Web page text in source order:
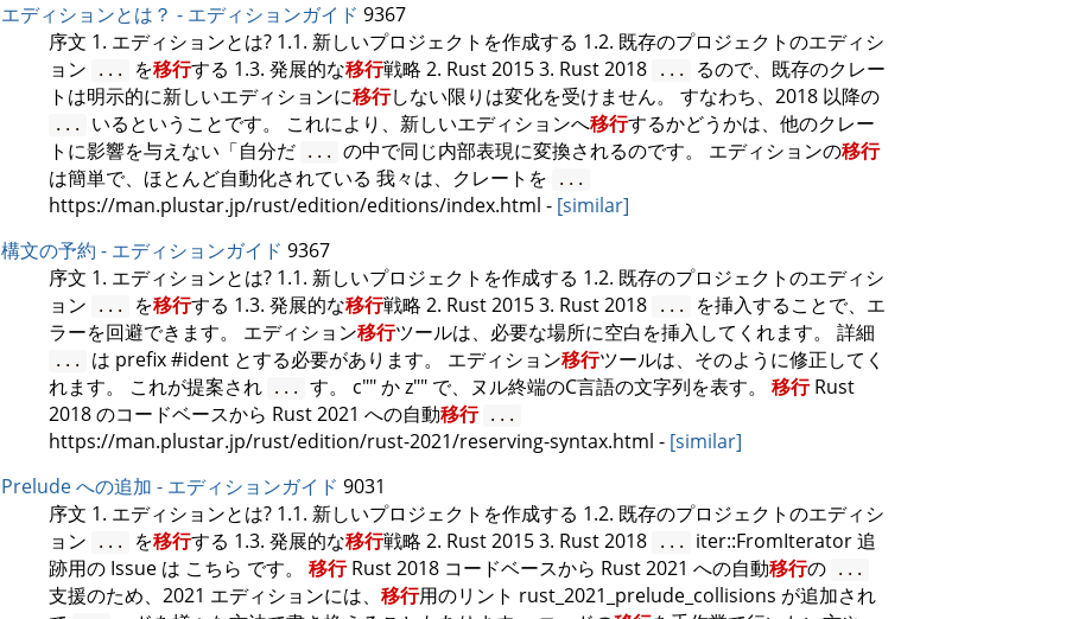
エディションとは？ - エディションガイド 9367
序文 1. エディションとは? 1.1. 新しいプロジェクトを作成する 1.2. 既存のプロジェクトのエディシ
ョン
... を移行する 1.3. 発展的な移行戦略 2. Rust 2015 3. Rust 2018 ...
るので、既存のクレー
トは明示的に新しいエディションに移行しない限りは変化を受けません。 すなわち、2018 以降の
... いるということです。 これにより、新しいエディションへ移行するかどうかは、他のクレー
トに影響を与えない「自分だ
... の中で同じ内部表現に変換されるのです。 エディションの移行
は簡単で、ほとんど自動化されている 我々は、クレートを
...
https://man.plustar.jp/rust/edition/editions/index.html - [similar]
構文の予約 - エディションガイド 9367
序文 1. エディションとは? 1.1. 新しいプロジェクトを作成する 1.2. 既存のプロジェクトのエディシ
ョン
... を移行する 1.3. 発展的な移行戦略 2. Rust 2015 3. Rust 2018 ...
を挿入することで、エ
ラーを回避できます。 エディション移行ツールは、必要な場所に空白を挿入してくれます。 詳細
... は prefix #ident とする必要があります。 エディション移行ツールは、そのように修正してく
れます。 これが提案され
... す。 c"" か z"" で、ヌル終端のC言語の文字列を表す。移行Rust
2018 のコードベースから Rust 2021 への自動移行 ...
https://man.plustar.jp/rust/edition/rust-2021/reserving-syntax.html - [similar]
Prelude への追加 - エディションガイド 9031
序文 1. エディションとは? 1.1. 新しいプロジェクトを作成する 1.2. 既存のプロジェクトのエディシ
ョン
... を移行する 1.3. 発展的な移行戦略 2. Rust 2015 3. Rust 2018 ...
iter::FromIterator 追
跡用の Issue は こちら です。 移行Rust 2018 コードベースから Rust 2021 への自動移行の ...
支援のため、2021 エディションには、 移行用のリント rust_2021_prelude_collisions が追加され